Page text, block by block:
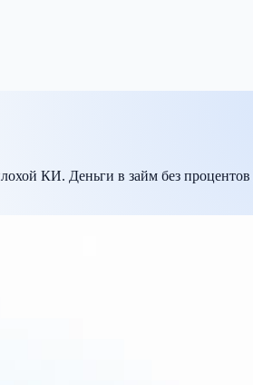
КИ. Деньги в займ без